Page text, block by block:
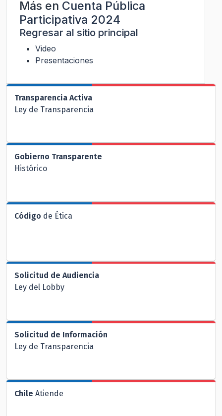
Más en Cuenta Pública
Participativa 2024
Regresar al sitio principal
Video
Presentaciones
Transparencia Activa
Ley de Transparencia
Gobierno Transparente
Histórico
Código de Ética
Solicitud de Audiencia
Ley del Lobby
Solicitud de Información
Ley de Transparencia
Chile Atiende